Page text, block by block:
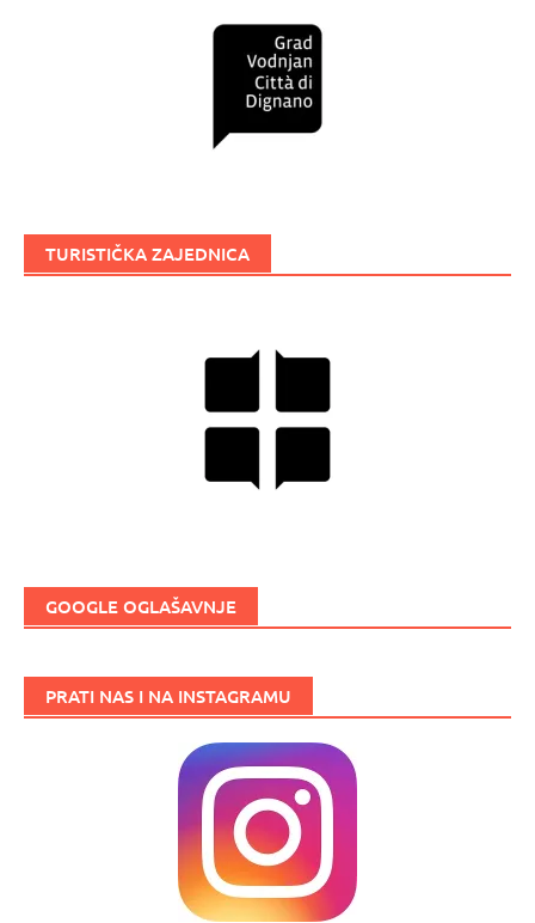
TURISTIČKA ZAJEDNICA
GOOGLE OGLAŠAVNJE
PRATI NAS I NA INSTAGRAMU